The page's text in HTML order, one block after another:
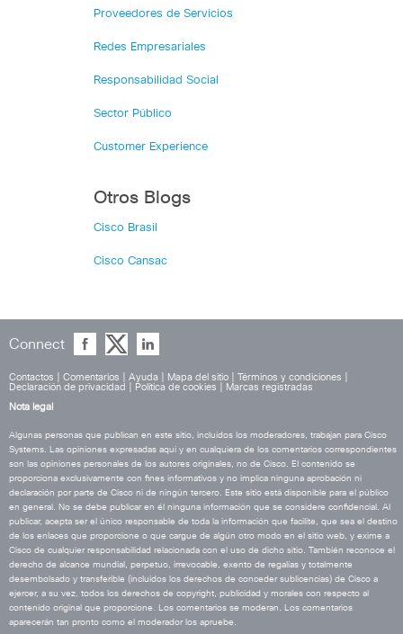
Proveedores de Servicios
Redes Empresariales
Responsabilidad Social
Sector Público
Customer Experience
Otros Blogs
Cisco Brasil
Cisco Cansac
Connect
Contactos Comentarios Ayuda Mapa del sitio Términos y condiciones
Declaración de privacidad
Política de cookies
Marcas registradas
Nota legal
Algunas personas que publican en este sitio, incluidos los moderadores, trabajan para Cisco
Systems. Las opiniones expresadas aquí y en cualquiera de los comentarios correspondientes
son las opiniones personales de los autores originales, no de Cisco. El contenido se
proporciona exclusivamente con fines informativos y no implica ninguna aprobación ni
declaración por parte de Cisco ni de ningún tercero. Este sitio está disponible para el público
en general. No se debe publicar en él ninguna información que se considere confidencial. Al
publicar, acepta ser el único responsable de toda la información que facilite, que sea el destino
de los enlaces que proporcione o que cargue de algún otro modo en el sitio web, y exime a
Cisco de cualquier responsabilidad relacionada con el uso de dicho sitio. También reconoce el
derecho de alcance mundial, perpetuo, irrevocable, exento de regalías y totalmente
desembolsado y transferible (incluidos los derechos de conceder sublicencias) de Cisco a
ejercer, a su vez, todos los derechos de copyright, publicidad y morales con respecto al
contenido original que proporcione. Los comentarios se moderan. Los comentarios
aparecerán tan pronto como el moderador los apruebe.